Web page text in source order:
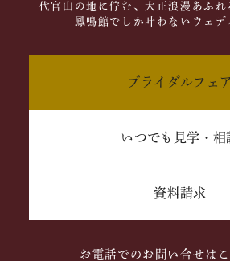
代官山の地に佇む、大正浪漫あふれ
鳳鳴館でしか叶わないウェ
ブライダルフェア
いつでも見学・相
資料請求
お電話でのお問い合せは